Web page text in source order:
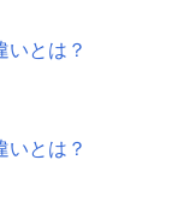
いとは？
いとは？